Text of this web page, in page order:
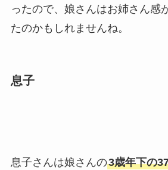
ったので、娘さんはお姉さん感
たのかもしれませんね。
息子
息子さんは娘さんの3歳年下の